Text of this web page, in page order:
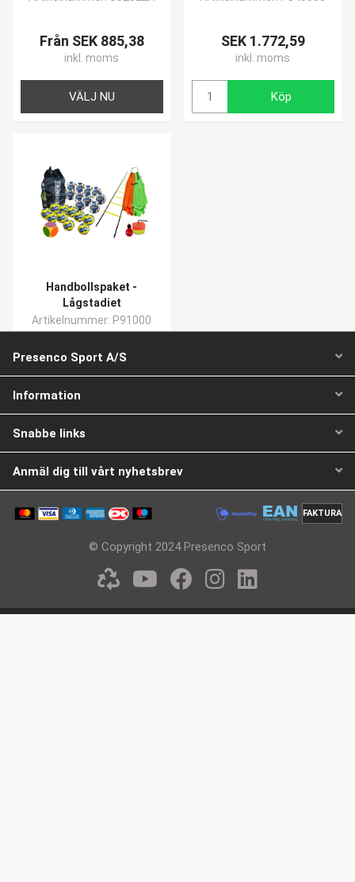
Från SEK 885,38
inkl. moms
VÄLJ NU
SEK 1.772,59
inkl. moms
Köp
Handbollspaket -
Lågstadiet
Artikelnummer: P91000
SEK 7.990,45
inkl. moms
Presenco Sport A/S
Information
Snabbe links
Anmäl dig till vårt nyhetsbrev
FAKTURA
© Copyright 2024 Presenco Sport